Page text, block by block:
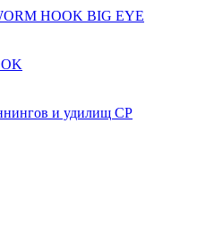
HOOK BIG EYE
и удилищ СР